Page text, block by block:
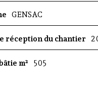
GENSAC
réception du chantier
m² 505